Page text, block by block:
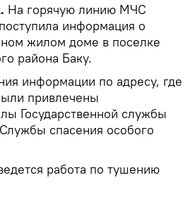
На горячую линию МЧС
информация о
жилом доме в поселке
района Баку.
информации по адресу, где
привлечены
Государственной службы
спасения особого
работа по тушению